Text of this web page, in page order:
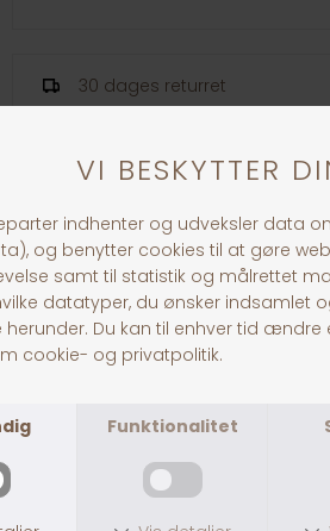
30 dages returret
1-3 dages levering
Andre købte